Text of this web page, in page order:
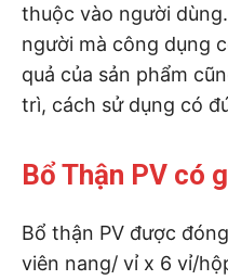
thuộc vào người
người mà công dụng
quả của sản phẩm
trì, cách sử dụng có
Bổ Thận PV có
Bổ thận PV được
viên nang/ vỉ x 6 vỉ/